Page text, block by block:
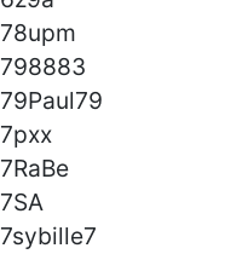
78upm
798883
79Paul79
7pxx
7RaBe
7SA
7sybille7